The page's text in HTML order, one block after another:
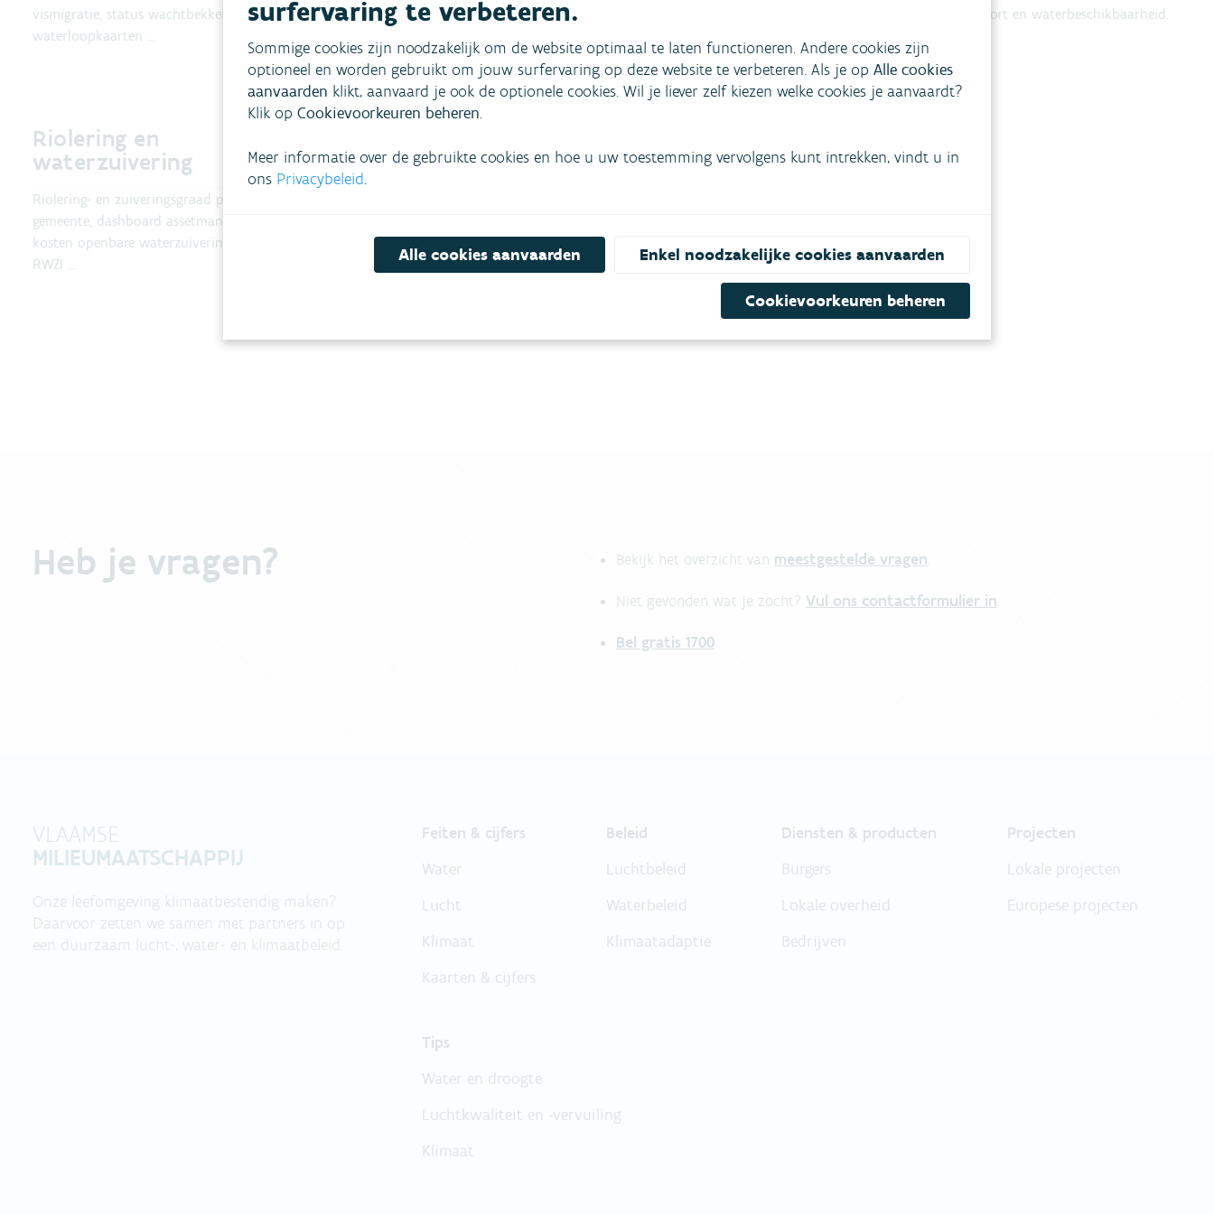
vismigratie, status wachtbekkens,
waterloopkaarten ...
emissie-inventaris ...
kraanwaterproductie, toestand
waterarmoede ...
neerslagtekort en waterbeschikbaarheid.
Riolering en
waterzuivering
Riolering- en zuiveringsgraad per
gemeente, dashboard assetmanagement,
kosten openbare waterzuivering, lozingen
RWZI ...
Tarieven, kosten voor productie, levering,
de voorbije jaren.
Heb je vragen? Bekijk het overzicht van meestgestelde vragen.
Niet gevonden wat je zocht? Vul ons contactformulier in.
Bel gratis 1700
VLAAMSE
MILIEUMAATSCHAPPIJ
Onze leefomgeving klimaatbestendig maken?
Daarvoor zetten we samen met partners in op
een duurzaam lucht-, water- en klimaatbeleid.
Feiten & cijfers
Water
Lucht
Klimaat
Kaarten & cijfers
Beleid
Luchtbeleid
Waterbeleid
Klimaatadaptie
Diensten & producten
Burgers
Lokale overheid
Bedrijven
Projecten
Lokale projecten
Europese projecten
Tips
Water en droogte
Luchtkwaliteit en -vervuiling
Klimaat
surfervaring te verbeteren.
Sommige cookies zijn noodzakelijk om de website optimaal te laten functioneren. Andere cookies zijn
optioneel en worden gebruikt om jouw surfervaring op deze website te verbeteren. Als je op Alle cookies
aanvaarden klikt, aanvaard je ook de optionele cookies. Wil je liever zelf kiezen welke cookies je aanvaardt?
Klik op Cookievoorkeuren beheren.
Meer informatie over de gebruikte cookies en hoe u uw toestemming vervolgens kunt intrekken, vindt u in
ons Privacybeleid.
Alle cookies aanvaarden Enkel noodzakelijke cookies aanvaarden
Cookievoorkeuren beheren